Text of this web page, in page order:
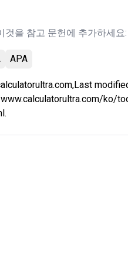
것을 참고 문헌에 추가하세요:
APA
ko/